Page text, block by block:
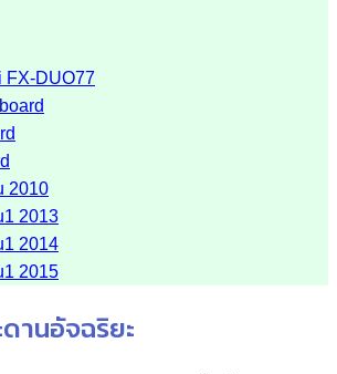
FX-DUO77
2010
2013
2014
2015
านอัจฉริยะ